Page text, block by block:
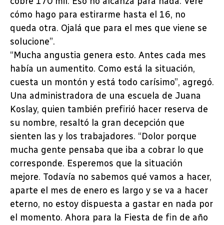
cómo hago para estirarme hasta el 16, no
queda otra. Ojalá que para el mes que viene se
solucione”.
“Mucha angustia genera esto. Antes cada mes
había un aumentito. Como está la situación,
cuesta un montón y está todo carísimo”, agregó.
Una administradora de una escuela de Juana
Koslay, quien también prefirió hacer reserva de
su nombre, resaltó la gran decepción que
sienten las y los trabajadores. “Dolor porque
mucha gente pensaba que iba a cobrar lo que
corresponde. Esperemos que la situación
mejore. Todavía no sabemos qué vamos a hacer,
aparte el mes de enero es largo y se va a hacer
eterno, no estoy dispuesta a gastar en nada por
el momento. Ahora para la Fiesta de fin de año